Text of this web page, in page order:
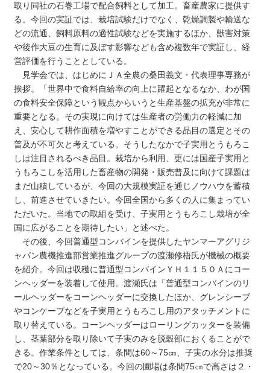
取り同社の石巻工場で配合飼料として加工。畜産農家に提供す
る。今回の実証では、栽培試験だけでなく、乾燥調製や輸送な
どの流通、飼料原料の適性試験などを実施するほか、獣害対策
や後作大豆の生育に及ぼす影響なども含め複数年で実証し、経
営評価を行うこととしている。
見学会では、はじめにＪＡ全農の桑田義文・代表理事専務が
挨拶。「世界中で食料自給率の向上に躍起となるなか、わが国
の食料安全保障という観点からいうと生産基盤の拡充が非常に
重要となる。その実現に向けては生産者の労働力の軽減に加
え、安心して耕作面積を増やすことができる品目の選定とその
普及が不可欠と考えている。そうしたなかで子実用とうもろこ
しは注目されるべき品目。栽培から利用、更には国産子実用と
うもろこしを活用した畜産物の開発・販売普及に向けて課題は
まだ山積しているが、今回の大規模実証を通じノウハウを蓄積
し、前進させていきたい。今回全国から多くの人に集まってい
ただいた。当地での取組を受け、子実用とうもろこし栽培が全
国に広がることを期待したい」と述べた。
その後、今回普通型コンバインを提供したヤンマーアグリジ
ャパン農機推進部営業推進グループの渡瀬修梧氏が機械の概要
を紹介。今回は収穫に普通型コンバインＹＨ１１５０Ａにコー
ンヘッダーを装着して使用。渡瀬氏は「普通型コンバインのリ
ールヘッダーをコーンヘッダーに交換したほか、グレンシーブ
やコンケーブなどを子実用とうもろこし用のアタッチメントに
取り替えている。コーンヘッダーはローリングカッターを装備
し、茎葉部分を取り除いて子実のみを脱穀部におくることがで
きる。作業条件としては、条間は60～75㎝、子実の水分は推奨
で20～30％となっている。今回の圃場は条間75㎝で高さは２・